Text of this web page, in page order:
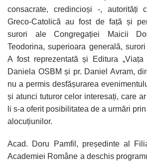
consacrate, credincioși -, autorități
Greco-Catolică au fost de față și
surori ale Congregației Maicii
Teodorina, superioara generală,
A fost reprezentată și Editura
Daniela OSBM și pr. Daniel Avram,
nu a permis desfășurarea
și atunci tuturor celor interesați, care
li s-a oferit posibilitatea de a urmări
alocuțiunilor.
Acad. Doru Pamfil, președinte al
Academiei Române a deschis